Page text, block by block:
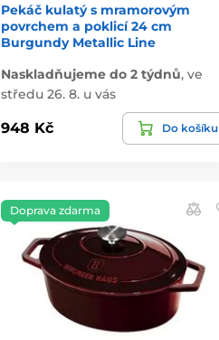
Pekáč kulatý s mramorovým
povrchem a poklicí 24 cm
Burgundy Metallic Line
Naskladňujeme do 2 týdnů,ve
středu 26. 8. u vás
948 Kč Do košíku
Doprava zdarma